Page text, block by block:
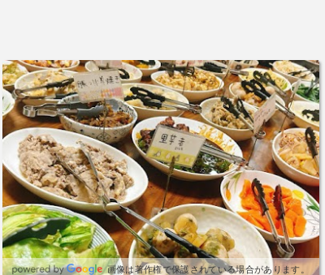
店💕都営新宿線【大島駅】の商店街を抜けて8分
ほどの場所にあります。大島、初めて来たけど楽
しそう！商店街のお惣菜屋さんが充実してて、め
ちゃくちゃ安いです🩷あこさんのお店到着🏬今日
はディナー来店です。外観からは中で居酒屋をや
ってる感じには見えないので、地元の人しか分か
らない感じも良きですね😉✨まず、外のお弁当の
価格を見ると500円って書いてある‼️🤭こう言うお
店が近くにあると、私はきっと手作りしなくなっ
ちゃうかも😅近くに住んでる人は良いなぁ〜。お
昼のランチタイムは60種類のバイキングやってる
画像は著作権で保護されている場合があります。